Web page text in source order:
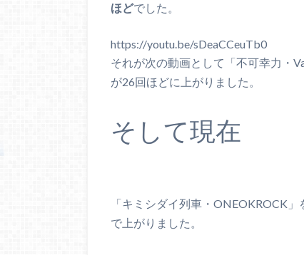
ほどでした。
https://youtu.be/sDeaCCeuTb0
それが次の動画として「不可幸力・
が26回ほどに上がりました。
そして現在
「キミシダイ列車・ONEOKROCK
で上がりました。